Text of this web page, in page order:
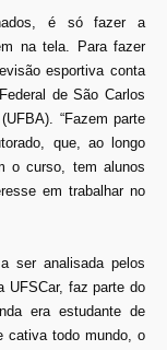
é só fazer a
na tela. Para fazer
esportiva conta
de São Carlos
“Fazem parte
que, ao longo
o curso, tem alunos
em trabalhar no
ser analisada pelos
UFSCar, faz parte do
era estudante de
cativa todo mundo, o